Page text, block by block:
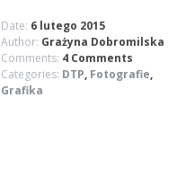
Date: 6 lutego 2015
Author: Grażyna Dobromilska
Comments: 4 Comments
Categories: DTP, Fotografie,
Grafika